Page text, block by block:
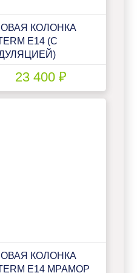
КОЛОНКА
E14 (С
23 400 ₽
КОЛОНКА
E14 МРАМОР